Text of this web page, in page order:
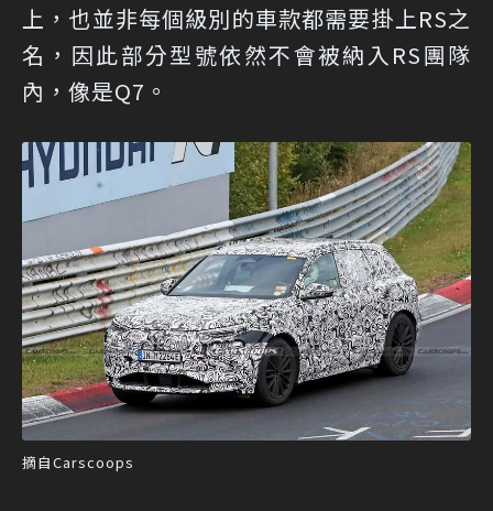
上，也並非每個級別的車款都需要掛上RS之
名，因此部分型號依然不會被納入RS團隊
內，像是Q7。
摘自Carscoops